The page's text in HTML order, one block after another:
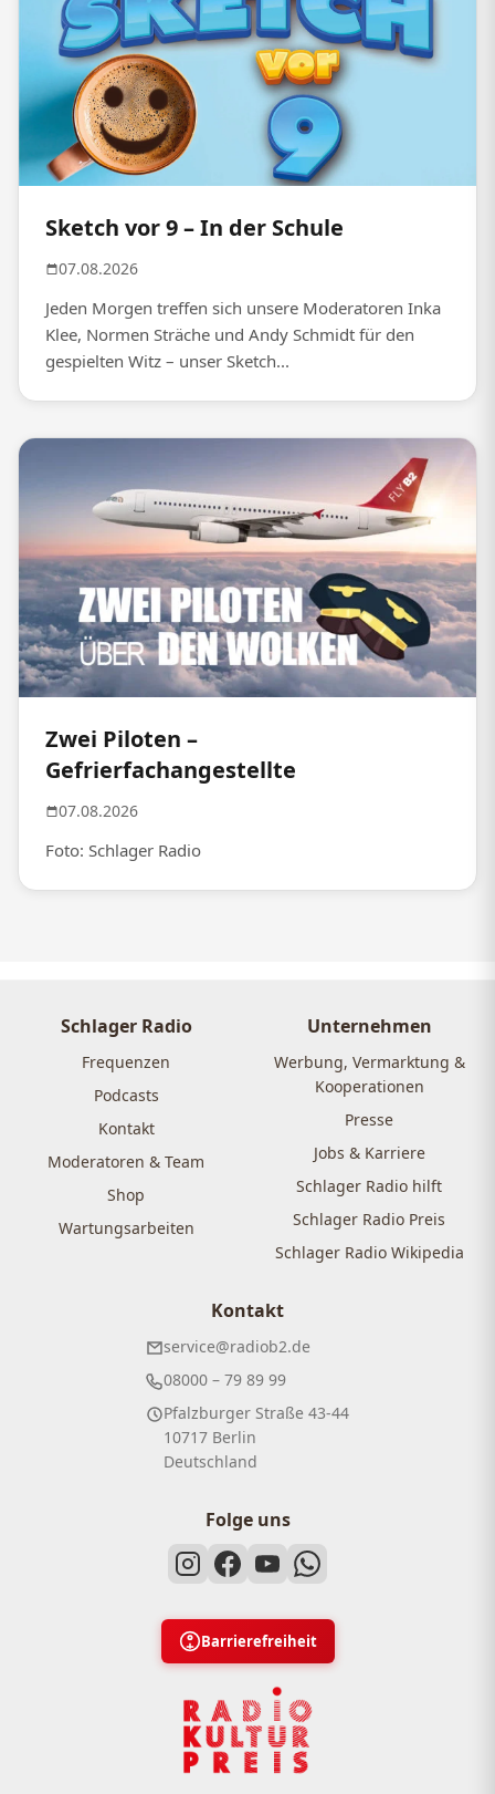
Sketch vor 9 – In der Schule
07.08.2026
Jeden Morgen treffen sich unsere Moderatoren Inka
Klee, Normen Sträche und Andy Schmidt für den
gespielten Witz – unser Sketch...
Zwei Piloten –
Gefrierfachangestellte
07.08.2026
Foto: Schlager Radio
Schlager Radio
Frequenzen
Podcasts
Kontakt
Moderatoren & Team
Shop
Wartungsarbeiten
Unternehmen
Werbung, Vermarktung &
Kooperationen
Presse
Jobs & Karriere
Schlager Radio hilft
Schlager Radio Preis
Schlager Radio Wikipedia
Kontakt
service@radiob2.de
08000 – 79 89 99
Pfalzburger Straße 43-44
10717 Berlin
Deutschland
Folge uns
Barrierefreiheit